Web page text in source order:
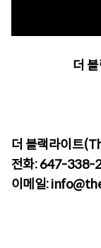
더
더 블랙라이트
전화: 647-338-
이메일: